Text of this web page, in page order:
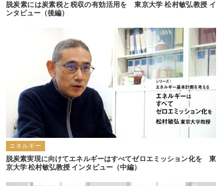
脱炭素には炭素税と税収の有効活用を　東京大学 松村敏弘教授 イ
ンタビュー（後編）
エネルギー
脱炭素実現に向けてエネルギーはすべてゼロエミッション化を　東
京大学 松村敏弘教授 インタビュー（中編）